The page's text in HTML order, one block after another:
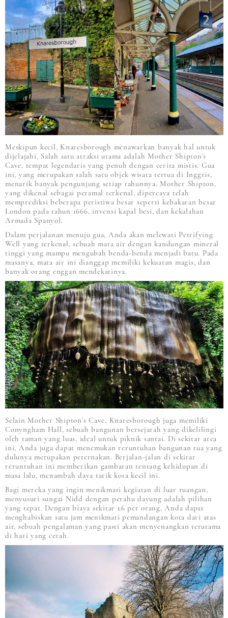
Meskipun kecil, Knaresborough menawarkan banyak hal untuk
dijelajahi. Salah satu atraksi utama adalah Mother Shipton’s
Cave, tempat legendaris yang penuh dengan cerita mistis. Gua
ini, yang merupakan salah satu objek wisata tertua di Inggris,
menarik banyak pengunjung setiap tahunnya. Mother Shipton,
yang dikenal sebagai peramal terkenal, dipercaya telah
memprediksi beberapa peristiwa besar seperti kebakaran besar
London pada tahun 1666, invensi kapal besi, dan kekalahan
Armada Spanyol.
Dalam perjalanan menuju gua, Anda akan melewati Petrifying
Well yang terkenal, sebuah mata air dengan kandungan mineral
tinggi yang mampu mengubah benda-benda menjadi batu. Pada
masanya, mata air ini dianggap memiliki kekuatan magis, dan
banyak orang enggan mendekatinya.
Selain Mother Shipton’s Cave, Knaresborough juga memiliki
Conyngham Hall, sebuah bangunan bersejarah yang dikelilingi
oleh taman yang luas, ideal untuk piknik santai. Di sekitar area
ini, Anda juga dapat menemukan reruntuhan bangunan tua yang
dulunya merupakan peternakan. Berjalan-jalan di sekitar
reruntuhan ini memberikan gambaran tentang kehidupan di
masa lalu, menambah daya tarik kota kecil ini.
Bagi mereka yang ingin menikmati kegiatan di luar ruangan,
menyusuri sungai Nidd dengan perahu dayung adalah pilihan
yang tepat. Dengan biaya sekitar £6 per orang, Anda dapat
menghabiskan satu jam menikmati pemandangan kota dari atas
air, sebuah pengalaman yang pasti akan menyenangkan terutama
di hari yang cerah.